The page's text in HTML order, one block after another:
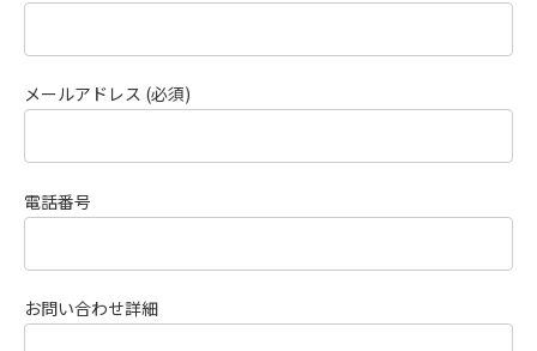
メールアドレス (必須)
電話番号
お問い合わせ詳細